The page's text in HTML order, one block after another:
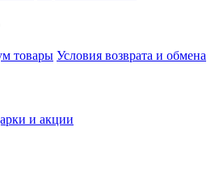
товары Условия возврата и обмена
и акции